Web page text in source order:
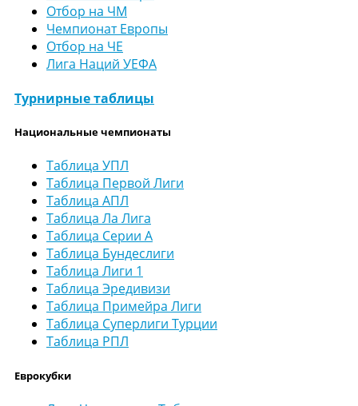
Отбор на ЧМ
Чемпионат Европы
Отбор на ЧЕ
Лига Наций УЕФА
Турнирные таблицы
Национальные чемпионаты
Таблица УПЛ
Таблица Первой Лиги
Таблица АПЛ
Таблица Ла Лига
Таблица Серии А
Таблица Бундеслиги
Таблица Лиги 1
Таблица Эредивизи
Таблица Примейра Лиги
Таблица Суперлиги Турции
Таблица РПЛ
Еврокубки